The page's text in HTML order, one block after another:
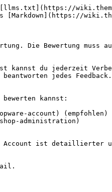
Die Bewertung
kannst du jederzeit
jedes Feedback.
bewerten kannst:
account) (empfohlen)
administration)
Account ist detaillierter